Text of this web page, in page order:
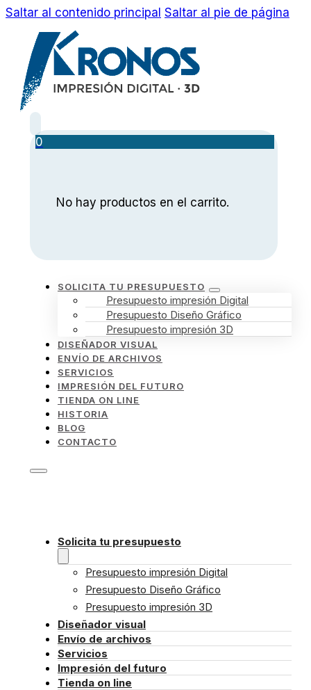
Saltar al contenido principal Saltar al pie de página
0
No hay productos en el carrito.
SOLICITA TU PRESUPUESTO
Presupuesto impresión Digital
Presupuesto Diseño Gráfico
Presupuesto impresión 3D
DISEÑADOR VISUAL
ENVÍO DE ARCHIVOS
SERVICIOS
IMPRESIÓN DEL FUTURO
TIENDA ON LINE
HISTORIA
BLOG
CONTACTO
Solicita tu presupuesto
Presupuesto impresión Digital
Presupuesto Diseño Gráfico
Presupuesto impresión 3D
Diseñador visual
Envío de archivos
Servicios
Impresión del futuro
Tienda on line